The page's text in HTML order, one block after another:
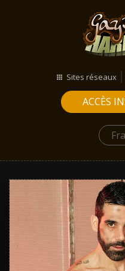
Sites réseaux
ACCÈS